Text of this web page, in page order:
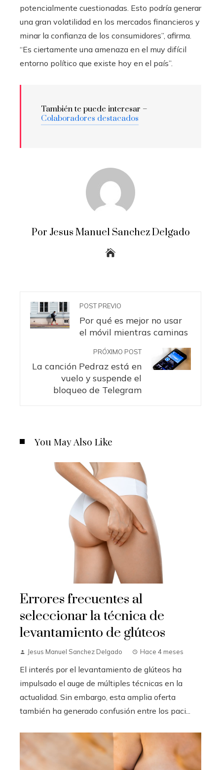
potencialmente cuestionadas. Esto podría generar
una gran volatilidad en los mercados financieros y
minar la confianza de los consumidores”, afirma.
“Es ciertamente una amenaza en el muy difícil
entorno político que existe hoy en el país”.
También te puede interesar –
Colaboradores destacados
Por Jesus Manuel Sanchez Delgado
POST PREVIO
Por qué es mejor no usar
el móvil mientras caminas
PRÓXIMO POST
La canción Pedraz está en
vuelo y suspende el
bloqueo de Telegram
You May Also Like
Errores frecuentes al
seleccionar la técnica de
levantamiento de glúteos
Jesus Manuel Sanchez Delgado Hace 4 meses
El interés por el levantamiento de glúteos ha
impulsado el auge de múltiples técnicas en la
actualidad. Sin embargo, esta amplia oferta
también ha generado confusión entre los paci...